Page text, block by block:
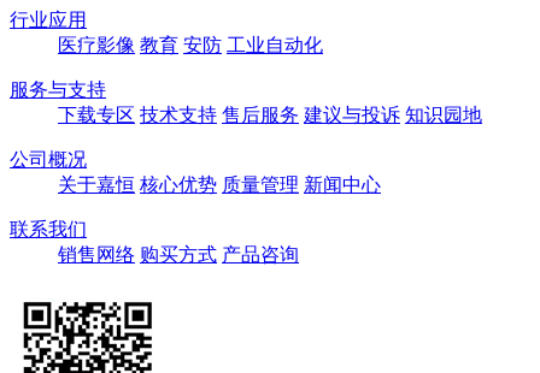
行业应用
医疗影像 教育 安防 工业自动化
服务与支持
下载专区 技术支持 售后服务 建议与投诉 知识园地
公司概况
关于嘉恒 核心优势 质量管理 新闻中心
联系我们
销售网络 购买方式 产品咨询